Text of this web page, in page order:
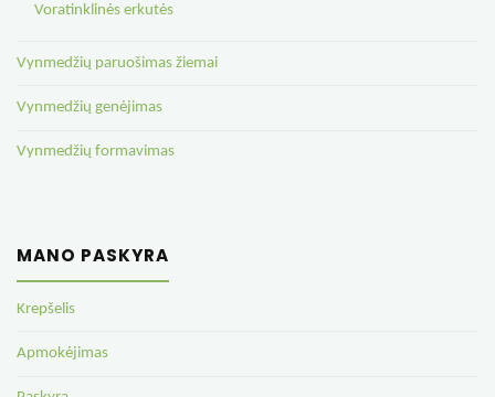
Voratinklinės erkutės
Vynmedžių paruošimas žiemai
Vynmedžių genėjimas
Vynmedžių formavimas
MANO PASKYRA
Krepšelis
Apmokėjimas